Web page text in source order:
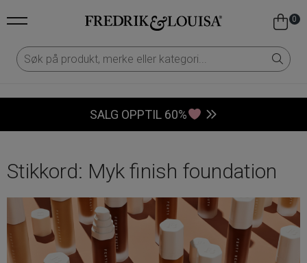
0
SALG OPPTIL 60%
Stikkord: Myk finish foundation